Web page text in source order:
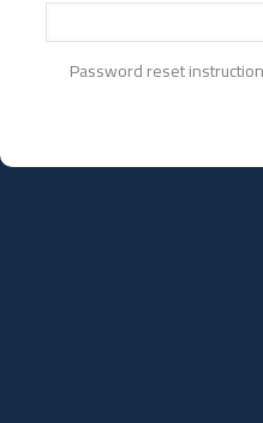
Password reset